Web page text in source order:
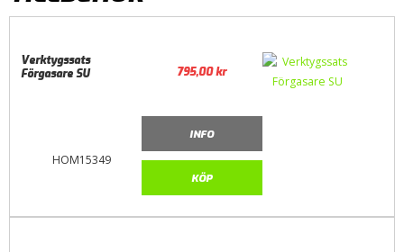
HOM15349
Verktygssats
Förgasare SU
795,00kr
INFO
KÖP